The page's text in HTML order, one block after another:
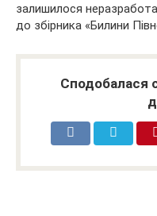
залишилося
до збірника «Билини
Сподобалася